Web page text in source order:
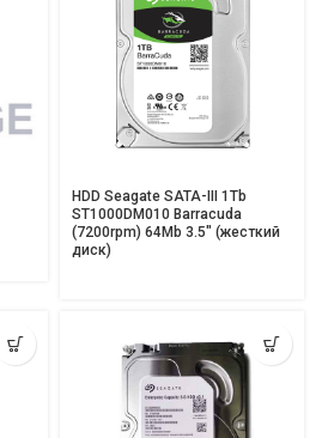
HDD Seagate SATA-III 1Tb
ST1000DM010 Barracuda
(7200rpm) 64Mb 3.5″ (жесткий
диск)